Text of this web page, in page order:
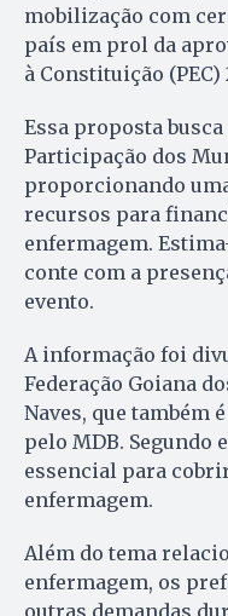
mobilização com
país em prol da
à Constituição (PEC)
Essa proposta
Participação dos
proporcionando
recursos para
enfermagem.
conte com a
evento.
A informação foi
Federação Goiana
Naves, que também
pelo MDB. Segundo
essencial para
enfermagem.
Além do tema
enfermagem, os
outras demandas